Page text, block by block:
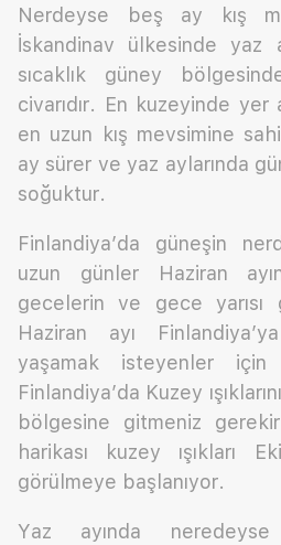
Nerdeyse beş ay kış
İskandinav ülkesinde yaz
sıcaklık güney
civarıdır. En kuzeyinde
en uzun kış mevsimine
ay sürer ve yaz aylarında
soğuktur.
Finlandiya’da güneşin
uzun günler Haziran
gecelerin ve gece yarısı
Haziran ayı
yaşamak isteyenler
Finlandiya’da Kuzey
bölgesine gitmeniz
harikası kuzey ışıkları
görülmeye başlanıyor.
Yaz ayında